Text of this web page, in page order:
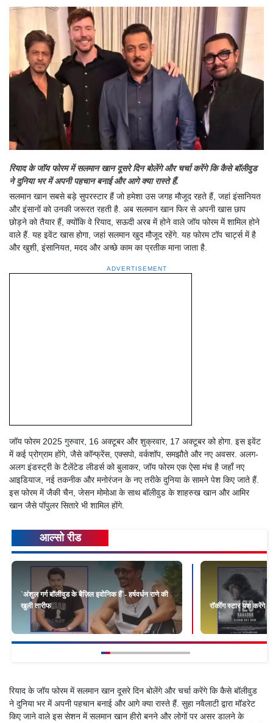
रियाद के जॉय फोरम में सलमान खान दूसरे दिन बोलेंगे और चर्चा करेंगे कि कैसे बॉलीवुड
ने दुनिया भर में अपनी पहचान बनाई और आगे क्या रास्ते हैं.
सलमान खान सबसे बड़े सुपरस्टार हैं जो हमेशा उस जगह मौजूद रहते हैं, जहां इंसानियत
और इंसानों को उनकी जरूरत रहती है. अब सलमान खान फिर से अपनी खास छाप
छोड़ने को तैयार हैं, क्योंकि वे रियाद, सऊदी अरब में होने वाले जॉय फोरम में शामिल होने
वाले हैं. यह इवेंट खास होगा, जहां सलमान खुद मौजूद रहेंगे. यह फोरम टॉप चार्ट्स में है
और खुशी, इंसानियत, मदद और अच्छे काम का प्रतीक माना जाता है.
ADVERTISEMENT
जॉय फोरम 2025 गुरुवार, 16 अक्टूबर और शुक्रवार, 17 अक्टूबर को होगा. इस इवेंट
में कई प्रोग्राम होंगे, जैसे कॉन्फ्रेंस, एक्सपो, वर्कशॉप, समझौते और नए अवसर. अलग-
अलग इंडस्ट्री के टैलेंटेड लीडर्स को बुलाकर, जॉय फोरम एक ऐसा मंच है जहाँ नए
आइडियाज, नई तकनीक और मनोरंजन के नए तरीके दुनिया के सामने पेश किए जाते हैं.
इस फोरम में जैकी चैन, जेसन मोमोआ के साथ बॉलीवुड के शाहरुख खान और आमिर
खान जैसे पॉपुलर सितारे भी शामिल होंगे.
आल्सो रीड
`अंशुल गर्ग बॉलीवुड के बैज़िल इवोनिक हैं`- हर्षवर्धन राणे की
खुली तारीफ
रॉकींग स्टार यश करेंगे
रियाद के जॉय फोरम में सलमान खान दूसरे दिन बोलेंगे और चर्चा करेंगे कि कैसे बॉलीवुड
ने दुनिया भर में अपनी पहचान बनाई और आगे क्या रास्ते हैं. सुहा नवैलाटी द्वारा मॉडरेट
किए जाने वाले इस सेशन में सलमान खान हीरो बनने और लोगों पर असर डालने के